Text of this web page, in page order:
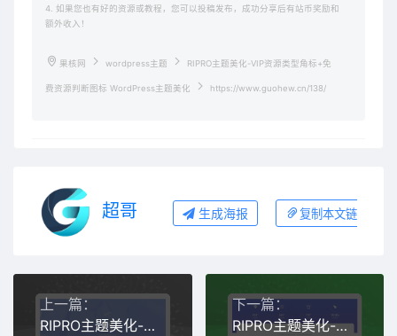
4. 如果您也有好的资源或教程，您可以投稿发布，成功分享后有站币奖励和
额外收入！
果核网 wordpress主题 RIPRO主题美化-VIP资源类型角标+免
费资源判断图标 WordPress主题美化 https://www.guohew.cn/138/
超哥 生成海报 复制本文链接
上一篇：
RIPRO主题美化-首页底部网站信息统计模块JS动态数字跳动 WordPress主题美化
下一篇：
RIPRO主题美化-首页底部纯标题文章展示模块+网站统计模块美化 WordPress主题美化